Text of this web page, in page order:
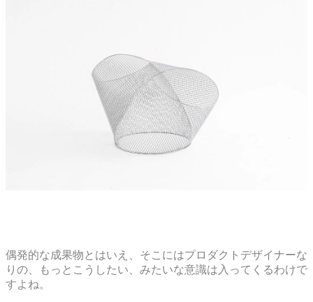
偶発的な成果物とはいえ、そこにはプロダクトデザイナーな
りの、もっとこうしたい、みたいな意識は入ってくるわけで
すよね。